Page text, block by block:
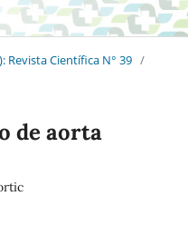
Revista Científica N° 39 /
de aorta